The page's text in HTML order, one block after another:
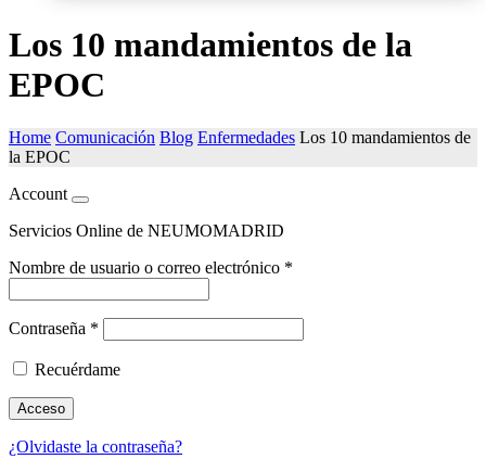
Los 10 mandamientos de la
EPOC
Home Comunicación Blog Enfermedades Los 10 mandamientos de
la EPOC
Account
Servicios Online de NEUMOMADRID
Nombre de usuario o correo electrónico *
Contraseña *
Recuérdame
Acceso
¿Olvidaste la contraseña?